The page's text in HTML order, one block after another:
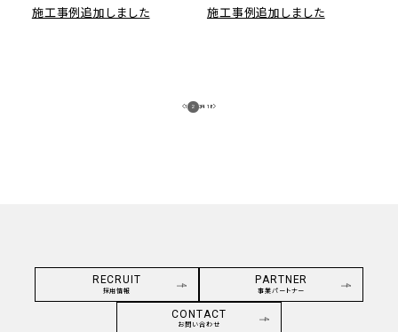
施工事例追加しました 施工事例追加しました
1 2 34
/ 18
RECRUIT
採用情報
PARTNER
事業パートナー
CONTACT
お問い合わせ